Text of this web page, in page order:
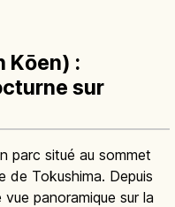
Kōen) :
sur
parc situé au sommet
de Tokushima. Depuis
panoramique sur la